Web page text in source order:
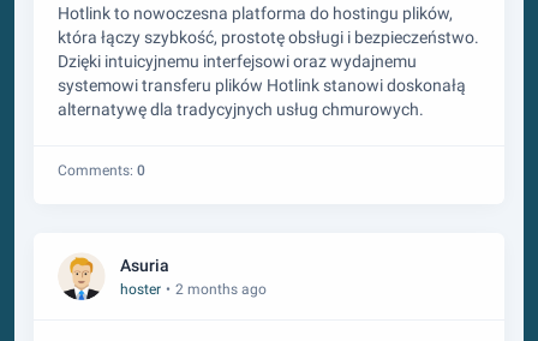
Hotlink to nowoczesna platforma do hostingu plików,
która łączy szybkość, prostotę obsługi i bezpieczeństwo.
Dzięki intuicyjnemu interfejsowi oraz wydajnemu
systemowi transferu plików Hotlink stanowi doskonałą
alternatywę dla tradycyjnych usług chmurowych.
Comments: 0
Asuria
hoster • 2 months ago